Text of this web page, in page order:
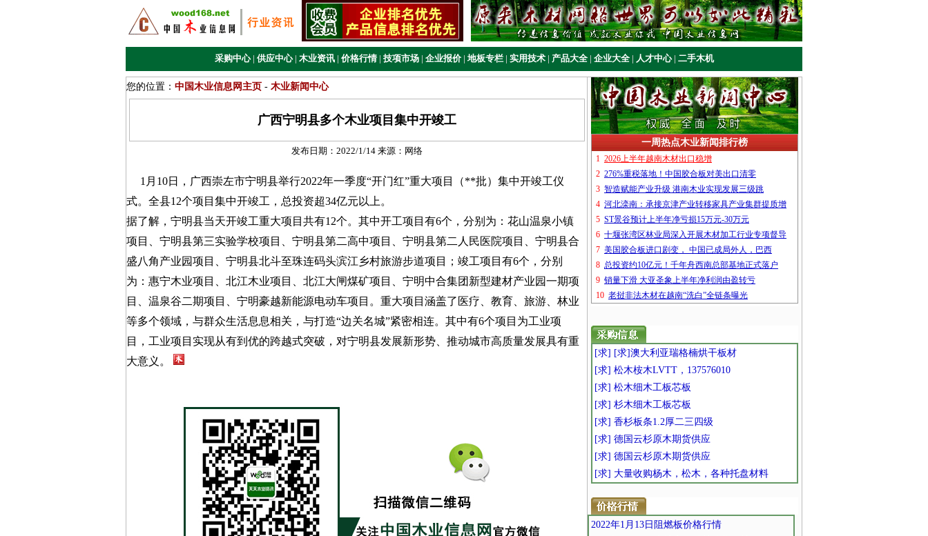
采购中心 | 供应中心 | 木业资讯 | 价格行情 | 技项市场 | 企业报价 | 地板专栏 | 实用技术 | 产品大全 | 企业大全 | 人才中心 | 二手木机
您的位置： 中国木业信息网主页 - 木业新闻中心
广西宁明县多个木业项目集中开竣工
发布日期： 2022/1/14来源： 网络
1月10日，广西崇左市宁明县举行2022年一季度“开门红”重大项目（**批）集中开竣工仪
式。全县12个项目集中开竣工，总投资超34亿元以上。
据了解，宁明县当天开竣工重大项目共有12个。其中开工项目有6个，分别为：花山温泉小镇
项目、宁明县第三实验学校项目、宁明县第二高中项目、宁明县第二人民医院项目、宁明县合
盛八角产业园项目、宁明县北斗至珠连码头滨江乡村旅游步道项目；竣工项目有6个，分别
为：惠宁木业项目、北江木业项目、北江大闸煤矿项目、宁明中合集团新型建材产业园一期项
目、温泉谷二期项目、宁明豪越新能源电动车项目。重大项目涵盖了医疗、教育、旅游、林业
等多个领域，与群众生活息息相关，与打造“边关名城”紧密相连。其中有6个项目为工业项
目，工业项目实现从有到优的跨越式突破，对宁明县发展新形势、推动城市高质量发展具有重
大意义。
[求] [求]澳大利亚瑞格楠烘干板材
[求] 松木桉木LVTT，137576010
[求] 松木细木工板芯板
[求] 杉木细木工板芯板
[求] 香杉板条1.2厚二三四级
[求] 德国云杉原木期货供应
[求] 德国云杉原木期货供应
[求] 大量收购杨木，松木，各种托盘材料
2022年1月13日阻燃板价格行情